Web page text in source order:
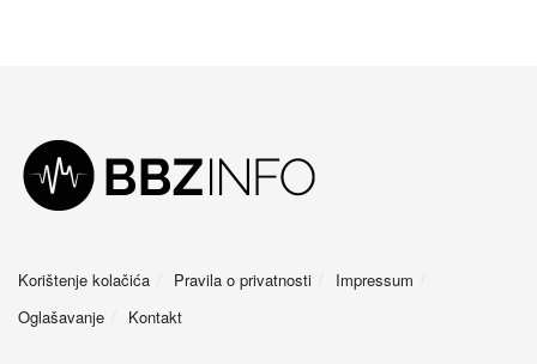
Korištenje kolačića Pravila o privatnosti
Impressum
Oglašavanje
Kontakt